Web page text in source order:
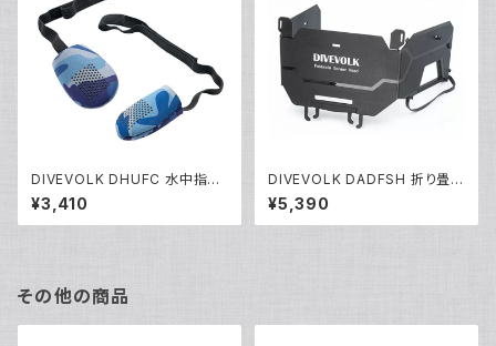
DIVEVOLK DHUFC 水中指サ
ック [21684]
¥3,410
DIVEVOLK DADFSH 折り畳み
式液晶フード [21686]
¥5,390
その他の商品